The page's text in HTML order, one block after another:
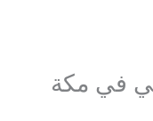
في مكة